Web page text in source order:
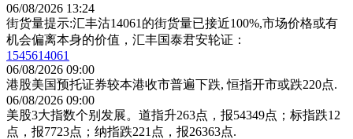
06/08/2026 13:24
街货量提示:汇丰沽14061的街货量已接近100%,市场价格或有
机会偏离本身的价值，汇丰国泰君安轮证：
1545614061
06/08/2026 09:00
港股美国预托证券较本港收市普遍下跌, 恒指开市或跌220点.
06/08/2026 09:00
美股3大指数个别发展。道指升263点，报54349点；标指跌12
点，报7723点；纳指跌221点，报26363点.